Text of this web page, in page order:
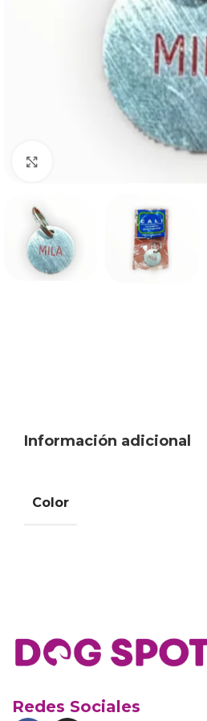
Información adicional
Color
Redes Sociales